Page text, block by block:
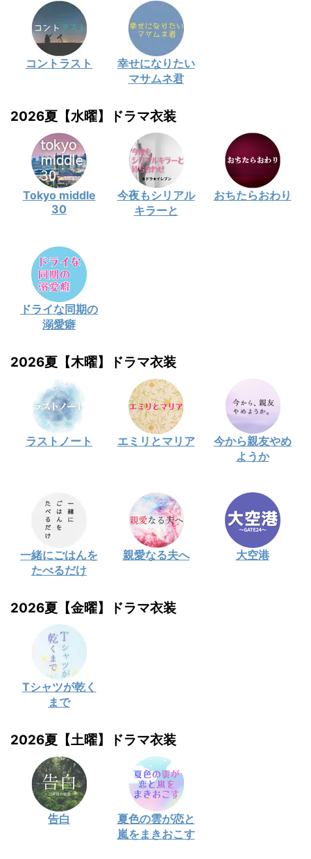
コントラスト
幸せになりたい
マサムネ君
2026夏【水曜】ドラマ衣装
Tokyo middle
30
今夜もシリアル
キラーと
おちたらおわり
ドライな同期の
溺愛癖
2026夏【木曜】ドラマ衣装
ラストノート エミリとマリア
今から親友やめ
ようか
一緒にごはんを
たべるだけ
親愛なる夫へ 大空港
2026夏【金曜】ドラマ衣装
Tシャツが乾く
まで
2026夏【土曜】ドラマ衣装
告白
夏色の雲が恋と
嵐をまきおこす